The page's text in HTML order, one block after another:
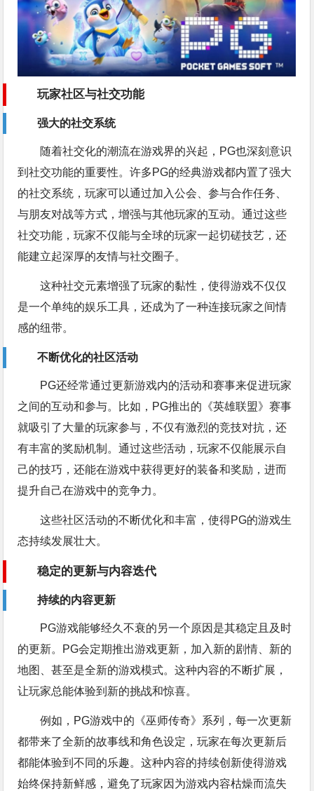
玩家社区与社交功能
强大的社交系统
随着社交化的潮流在游戏界的兴起，PG也深刻意识
到社交功能的重要性。许多PG的经典游戏都内置了强大
的社交系统，玩家可以通过加入公会、参与合作任务、
与朋友对战等方式，增强与其他玩家的互动。通过这些
社交功能，玩家不仅能与全球的玩家一起切磋技艺，还
能建立起深厚的友情与社交圈子。
这种社交元素增强了玩家的黏性，使得游戏不仅仅
是一个单纯的娱乐工具，还成为了一种连接玩家之间情
感的纽带。
不断优化的社区活动
PG还经常通过更新游戏内的活动和赛事来促进玩家
之间的互动和参与。比如，PG推出的《英雄联盟》赛事
就吸引了大量的玩家参与，不仅有激烈的竞技对抗，还
有丰富的奖励机制。通过这些活动，玩家不仅能展示自
己的技巧，还能在游戏中获得更好的装备和奖励，进而
提升自己在游戏中的竞争力。
这些社区活动的不断优化和丰富，使得PG的游戏生
态持续发展壮大。
稳定的更新与内容迭代
持续的内容更新
PG游戏能够经久不衰的另一个原因是其稳定且及时
的更新。PG会定期推出游戏更新，加入新的剧情、新的
地图、甚至是全新的游戏模式。这种内容的不断扩展，
让玩家总能体验到新的挑战和惊喜。
例如，PG游戏中的《巫师传奇》系列，每一次更新
都带来了全新的故事线和角色设定，玩家在每次更新后
都能体验到不同的乐趣。这种内容的持续创新使得游戏
始终保持新鲜感，避免了玩家因为游戏内容枯燥而流失